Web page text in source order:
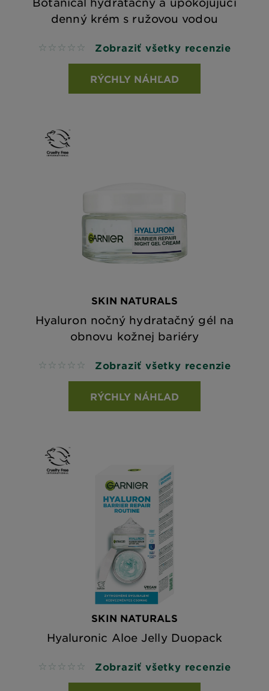
denný krém s ružovou vodou
No reviews Zobraziť všetky recenzie
RÝCHLY NÁHĽAD
SKIN NATURALS
Hyaluron nočný hydratačný gél na
obnovu kožnej bariéry
No reviews Zobraziť všetky recenzie
RÝCHLY NÁHĽAD
SKIN NATURALS
Hyaluronic Aloe Jelly Duopack
No reviews Zobraziť všetky recenzie